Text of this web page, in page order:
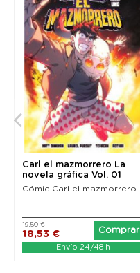
Carl el mazmorrero La
novela gráfica Vol. 01
Cómic Carl el mazmorrero
18,53 €
19,50 €
Comprar
Envío 24/48 h